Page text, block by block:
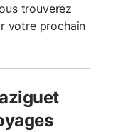
trouverez
votre prochain